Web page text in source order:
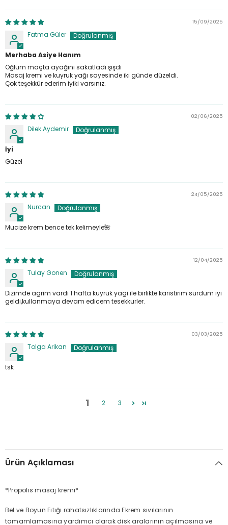
15/09/2025
Fatma Güler
Merhaba Asiye Hanım
Oğlum maçta ayağını sakatladı şişdi
Masaj kremi ve kuyruk yağı sayesinde iki günde düzeldi.
Çok teşekkür ederim iyiki varsınız.
02/06/2025
Dilek Aydemir
İyi
Güzel
24/05/2025
Nurcan
Mucize krem bence tek kelimeyle🌺
12/04/2025
Tulay Gonen
Dizimde agrim vardi 1 hafta kuyruk yagi ile birlikte karistirim surdum iyi
geldi,kullanmaya devam edicem tesekkurler.
03/03/2025
Tolga Arikan
tsk
1 2 3
Ürün Açıklaması
*Propolis masaj kremi*
Bel ve Boyun Fıtığı rahatsızlıklarında Ekrem sıvılarının
tamamlamasına yardımcı olarak disk aralarının açılmasına ve